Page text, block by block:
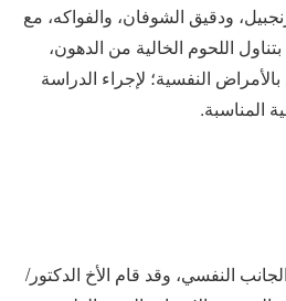
ودقيق الشوفان، والفواكه، مع
اللحوم الخالية من الدهون،
النفسية؛ لإجراء الدراسة
المناسبة.
النفسي، وقد قام الأخ الدكتور/